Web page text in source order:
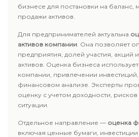
бизнесе для постановки на баланс,
продажи активов.
Для предпринимателей актуальна
активов компании. Она позволяет
предприятия, долей участия, акций
активов. Оценка бизнеса
компании, привлечении
финансовом анализе. Эксперты
оценку с учетом доходности,
ситуации.
Отдельное направление — оценка
включая ценные бумаги, инвестиции